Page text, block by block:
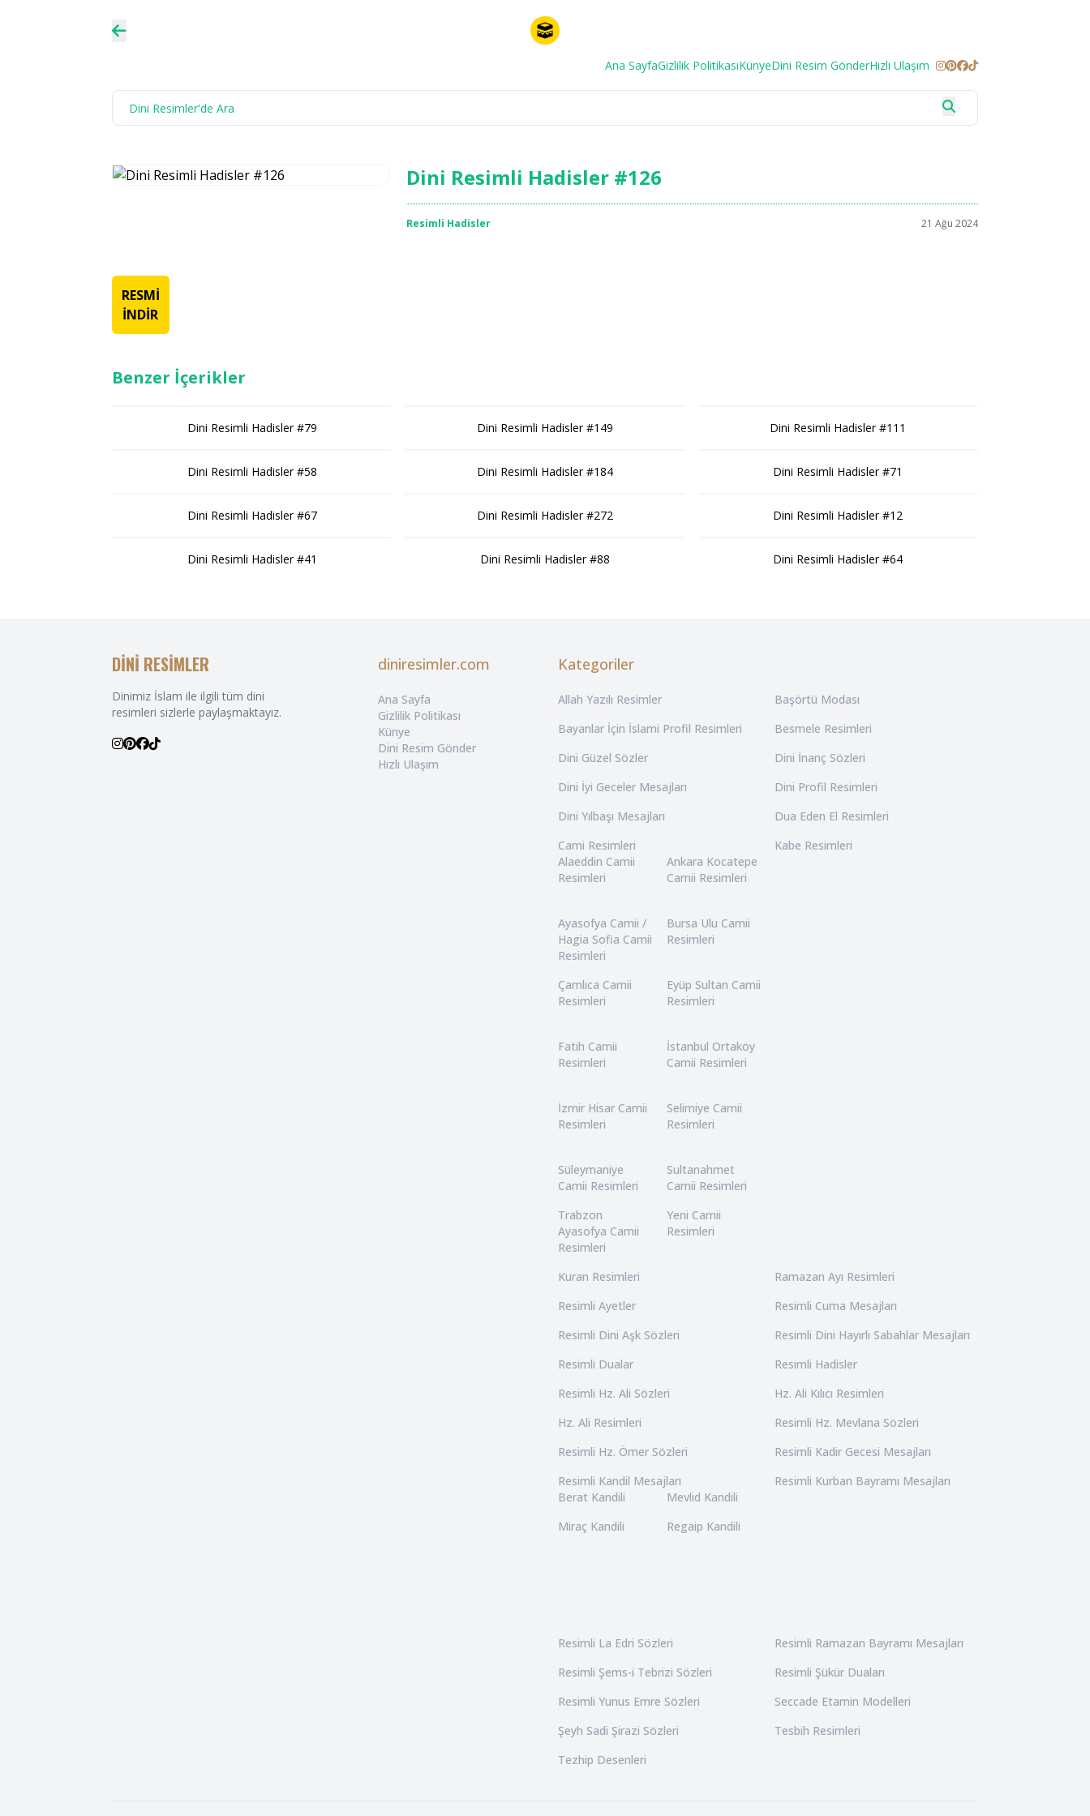
Ana SayfaGizlilik PolitikasıKünyeDini Resim GönderHızlı Ulaşım
Dini Resimli Hadisler #126
Resimli Hadisler 21 Ağu 2024
RESMİ
İNDİR
Benzer İçerikler
Dini Resimli Hadisler #79
Dini Resimli Hadisler #58
Dini Resimli Hadisler #67
Dini Resimli Hadisler #41
Dini Resimli Hadisler #149
Dini Resimli Hadisler #184
Dini Resimli Hadisler #272
Dini Resimli Hadisler #88
Dini Resimli Hadisler #111
Dini Resimli Hadisler #71
Dini Resimli Hadisler #12
Dini Resimli Hadisler #64
DİNİ RESİMLER
Dinimiz İslam ile ilgili tüm dini
resimleri sizlerle paylaşmaktayız.
diniresimler.com
Ana Sayfa
Gizlilik Politikası
Künye
Dini Resim Gönder
Hızlı Ulaşım
Kategoriler
Allah Yazılı Resimler
Başörtü Modası
Bayanlar İçin İslami Profil Resimleri
Besmele Resimleri
Dini Güzel Sözler
Dini İnanç Sözleri
Dini İyi Geceler Mesajları
Dini Profil Resimleri
Dini Yılbaşı Mesajları
Dua Eden El Resimleri
Cami Resimleri
Alaeddin Camii
Resimleri
Ankara Kocatepe
Camii Resimleri
Ayasofya Camii /
Hagia Sofia Camii
Resimleri
Bursa Ulu Camii
Resimleri
Çamlıca Camii
Resimleri
Eyüp Sultan Camii
Resimleri
Fatih Camii
Resimleri
İstanbul Ortaköy
Camii Resimleri
İzmir Hisar Camii
Resimleri
Selimiye Camii
Resimleri
Süleymaniye
Camii Resimleri
Sultanahmet
Camii Resimleri
Trabzon
Ayasofya Camii
Resimleri
Yeni Camii
Resimleri
Kabe Resimleri
Kuran Resimleri
Ramazan Ayı Resimleri
Resimli Ayetler
Resimli Cuma Mesajları
Resimli Dini Aşk Sözleri
Resimli Dini Hayırlı Sabahlar Mesajları
Resimli Dualar
Resimli Hadisler
Resimli Hz. Ali Sözleri
Hz. Ali Kılıcı Resimleri
Hz. Ali Resimleri
Resimli Hz. Mevlana Sözleri
Resimli Hz. Ömer Sözleri
Resimli Kadir Gecesi Mesajları
Resimli Kandil Mesajları
Berat Kandili
Mevlid Kandili
Miraç Kandili
Regaip Kandili
Resimli Kurban Bayramı Mesajları
Resimli La Edri Sözleri
Resimli Ramazan Bayramı Mesajları
Resimli Şems-i Tebrizi Sözleri
Resimli Şükür Duaları
Resimli Yunus Emre Sözleri
Seccade Etamin Modelleri
Şeyh Sadi Şirazi Sözleri
Tesbih Resimleri
Tezhip Desenleri